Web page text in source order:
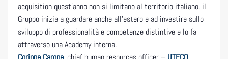
acquisition quest’anno non si limitano al territorio italiano, il
Gruppo inizia a guardare anche all’estero e ad investire sullo
sviluppo di professionalità e competenze distintive e lo fa
attraverso una Academy interna.